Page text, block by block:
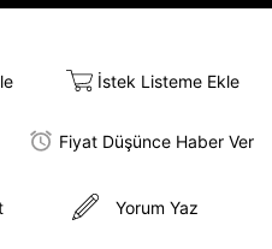
İstek Listeme Ekle
Fiyat Düşünce Haber Ver
Yorum Yaz